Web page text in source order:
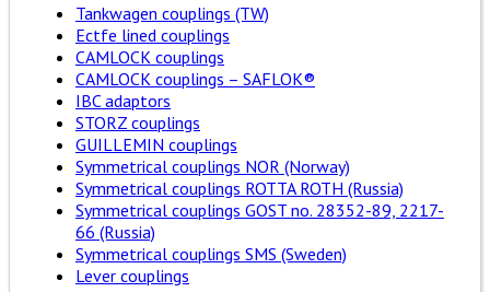
Tankwagen couplings (TW)
Ectfe lined couplings
CAMLOCK couplings
CAMLOCK couplings – SAFLOK®
IBC adaptors
STORZ couplings
GUILLEMIN couplings
Symmetrical couplings NOR (Norway)
Symmetrical couplings ROTTA ROTH (Russia)
Symmetrical couplings GOST no. 28352-89, 2217-
66 (Russia)
Symmetrical couplings SMS (Sweden)
Lever couplings